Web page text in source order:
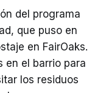
del programa
que puso en
en FairOaks.
en el barrio para
los residuos